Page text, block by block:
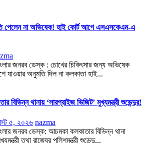
পেলেন না অভিষেক! হাই কোর্ট আগে এসএসকেএম-এ
জনরব ডেস্ক : চোখের চিকিৎসার জন্য অভিষেক
যাওয়ার অনুমতি দিল না কলকাতা হাই...
বিভিন্ন থানায় ‘সারপ্রাইজ ভিজিট’ মুখ্যমন্ত্রী শুভেন্দুর!
৫, ২০২৬ nazma
জনরব ডেস্ক: আচমকা কলকাতার বিভিন্ন থানা
তথা রাজ্যের পুলিশমন্ত্রী শুভেন্দু...